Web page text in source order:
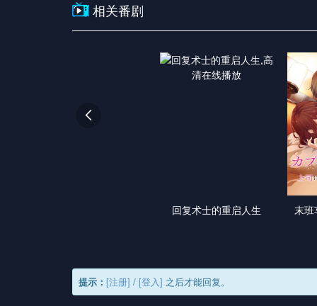
相关番剧
回复术士的重启人生 末班

提示： [注册] / [登入] 之后才能回复。